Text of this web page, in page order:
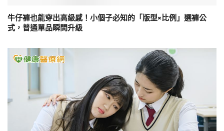
牛仔褲也能穿出高級感！小個子必知的「版型×比例」選褲公
式，普通單品瞬間升級